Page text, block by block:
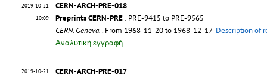
2019-10-21
10:09
CERN-ARCH-PRE-018
Preprints CERN-PRE : PRE-9415 to PRE-9565
CERN. Geneva.. From 1968-11-20 to 1968-12-17 Description of
Αναλυτική εγγραφή
2019-10-21
CERN-ARCH-PRE-017